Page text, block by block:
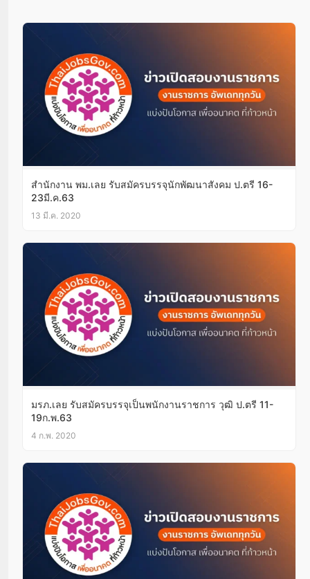
สำนักงาน พม.เลย รับสมัครบรรจุนักพัฒนาสังคม ป.ตรี 16-
23มี.ค.63
13 มี.ค. 2020
มรภ.เลย รับสมัครบรรจุเป็นพนักงานราชการ วุฒิ ป.ตรี 11-
19ก.พ.63
4 ก.พ. 2020